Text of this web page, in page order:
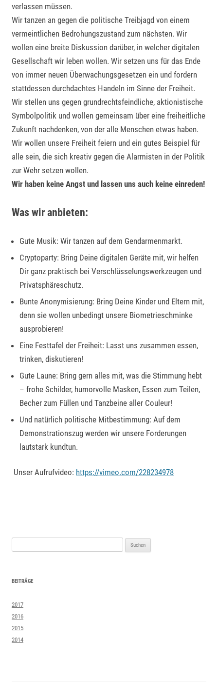
verlassen müssen.
Wir tanzen an gegen die politische Treibjagd von einem
vermeintlichen Bedrohungszustand zum nächsten. Wir
wollen eine breite Diskussion darüber, in welcher digitalen
Gesellschaft wir leben wollen. Wir setzen uns für das Ende
von immer neuen Überwachungsgesetzen ein und fordern
stattdessen durchdachtes Handeln im Sinne der Freiheit.
Wir stellen uns gegen grundrechtsfeindliche, aktionistische
Symbolpolitik und wollen gemeinsam über eine freiheitliche
Zukunft nachdenken, von der alle Menschen etwas haben.
Wir wollen unsere Freiheit feiern und ein gutes Beispiel für
alle sein, die sich kreativ gegen die Alarmisten in der Politik
zur Wehr setzen wollen.
Wir haben keine Angst und lassen uns auch keine einreden!
Was wir anbieten:
Gute Musik: Wir tanzen auf dem Gendarmenmarkt.
Cryptoparty: Bring Deine digitalen Geräte mit, wir helfen
Dir ganz praktisch bei Verschlüsselungswerkzeugen und
Privatsphäreschutz.
Bunte Anonymisierung: Bring Deine Kinder und Eltern mit,
denn sie wollen unbedingt unsere Biometrieschminke
ausprobieren!
Eine Festtafel der Freiheit: Lasst uns zusammen essen,
trinken, diskutieren!
Gute Laune: Bring gern alles mit, was die Stimmung hebt
– frohe Schilder, humorvolle Masken, Essen zum Teilen,
Becher zum Füllen und Tanzbeine aller Couleur!
Und natürlich politische Mitbestimmung: Auf dem
Demonstrationszug werden wir unsere Forderungen
lautstark kundtun.
Unser Aufrufvideo: https://vimeo.com/228234978
BEITRÄGE
2017
2016
2015
2014